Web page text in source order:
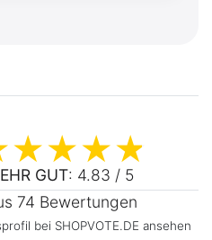
GUT: 4.83 / 5
74 Bewertungen
bei SHOPVOTE.DE ansehen